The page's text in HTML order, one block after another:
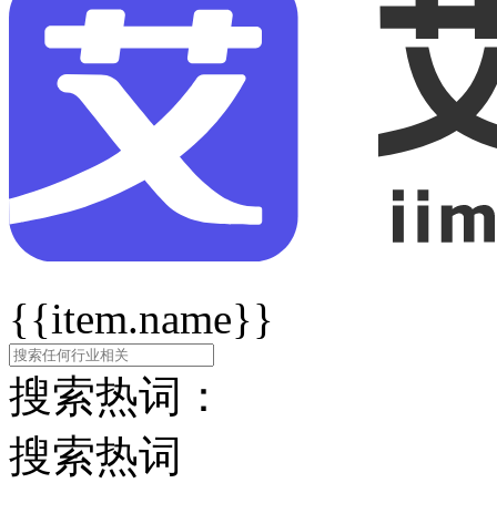
{{item.name}}
搜索热词：
搜索热词